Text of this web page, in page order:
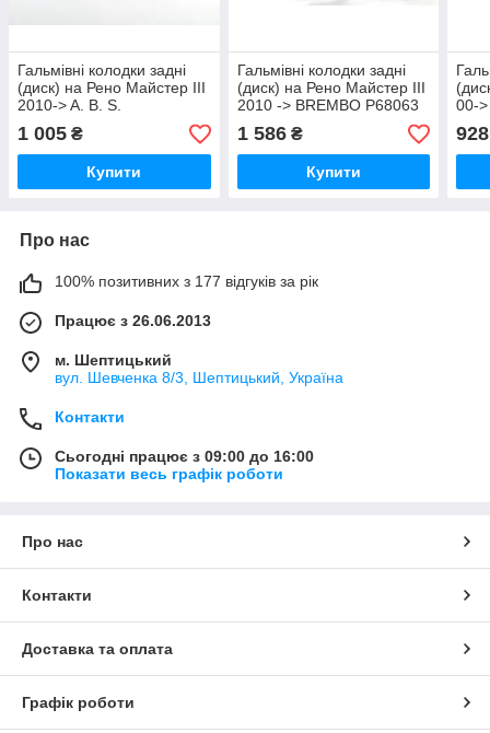
Гальмівні колодки задні
(диск) на Рено Майстер III
2010-> A. B. S.
1 005 ₴
Купити
Гальмівні колодки задні
(диск) на Рено Майстер III
2010 -> BREMBO P68063
1 586₴
Купити
00->
928
Про нас
100% позитивних з 177 відгуків за рік
Працює з 26.06.2013
м. Шептицький
вул. Шевченка 8/3, Шептицький, Україна
Контакти
Сьогодні працює з 09:00 до 16:00
Показати весь графік роботи
Про нас
Контакти
Доставка та оплата
Графік роботи